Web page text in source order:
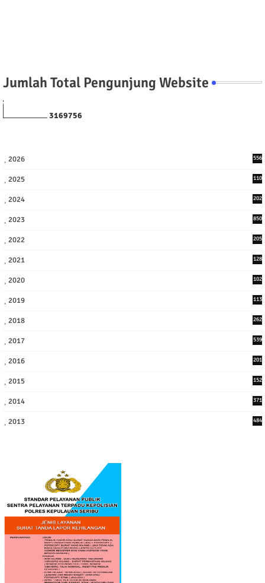
Jumlah Total Pengunjung Website
3169756
2026 556
2025
110
2024
202
2023 850
2022
205
2021
128
2020
102
2019
113
2018
262
2017
539
2016
201
2015 152
2014 371
2013 484